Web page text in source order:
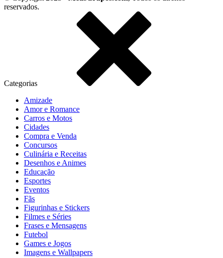
reservados.
Categorias
Amizade
Amor e Romance
Carros e Motos
Cidades
Compra e Venda
Concursos
Culinária e Receitas
Desenhos e Animes
Educação
Esportes
Eventos
Fãs
Figurinhas e Stickers
Filmes e Séries
Frases e Mensagens
Futebol
Games e Jogos
Imagens e Wallpapers